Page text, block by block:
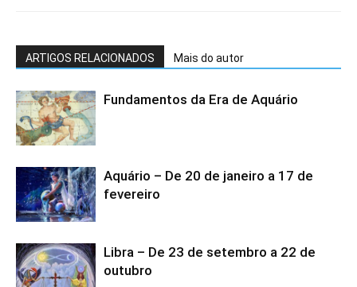
ARTIGOS RELACIONADOS Mais do autor
Fundamentos da Era de Aquário
Aquário – De 20 de janeiro a 17 de
fevereiro
Libra – De 23 de setembro a 22 de
outubro